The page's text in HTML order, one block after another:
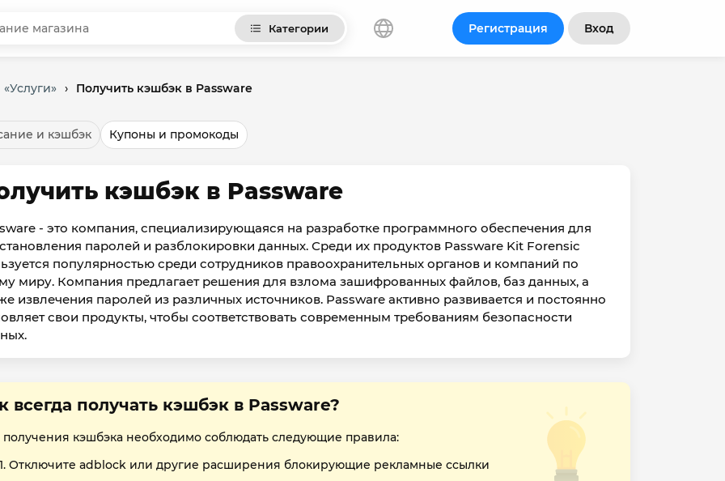
Категории Регистрация Вход
› Получить кэшбэк в Passware
и кэшбэк Купоны и промокоды
кэшбэк в Passware
- это компания, специализирующаяся на разработке программного обеспечения для
паролей и разблокировки данных. Среди их продуктов Passware Kit Forensic
популярностью среди сотрудников правоохранительных органов и компаний по
миру. Компания предлагает решения для взлома зашифрованных файлов, баз данных, а
извлечения паролей из различных источников. Passware активно развивается и постоянно
свои продукты, чтобы соответствовать современным требованиям безопасности
всегда получать кэшбэк в Passware?
кэшбэка необходимо соблюдать следующие правила:
Отключите adblock или другие расширения блокирующие рекламные ссылки